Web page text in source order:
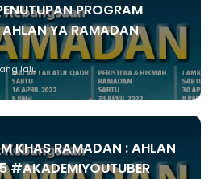
PROGRAM
YA RAMADAN
lalu
KHAS RAMADAN : AHLAN
#AKADEMIYOUTUBER